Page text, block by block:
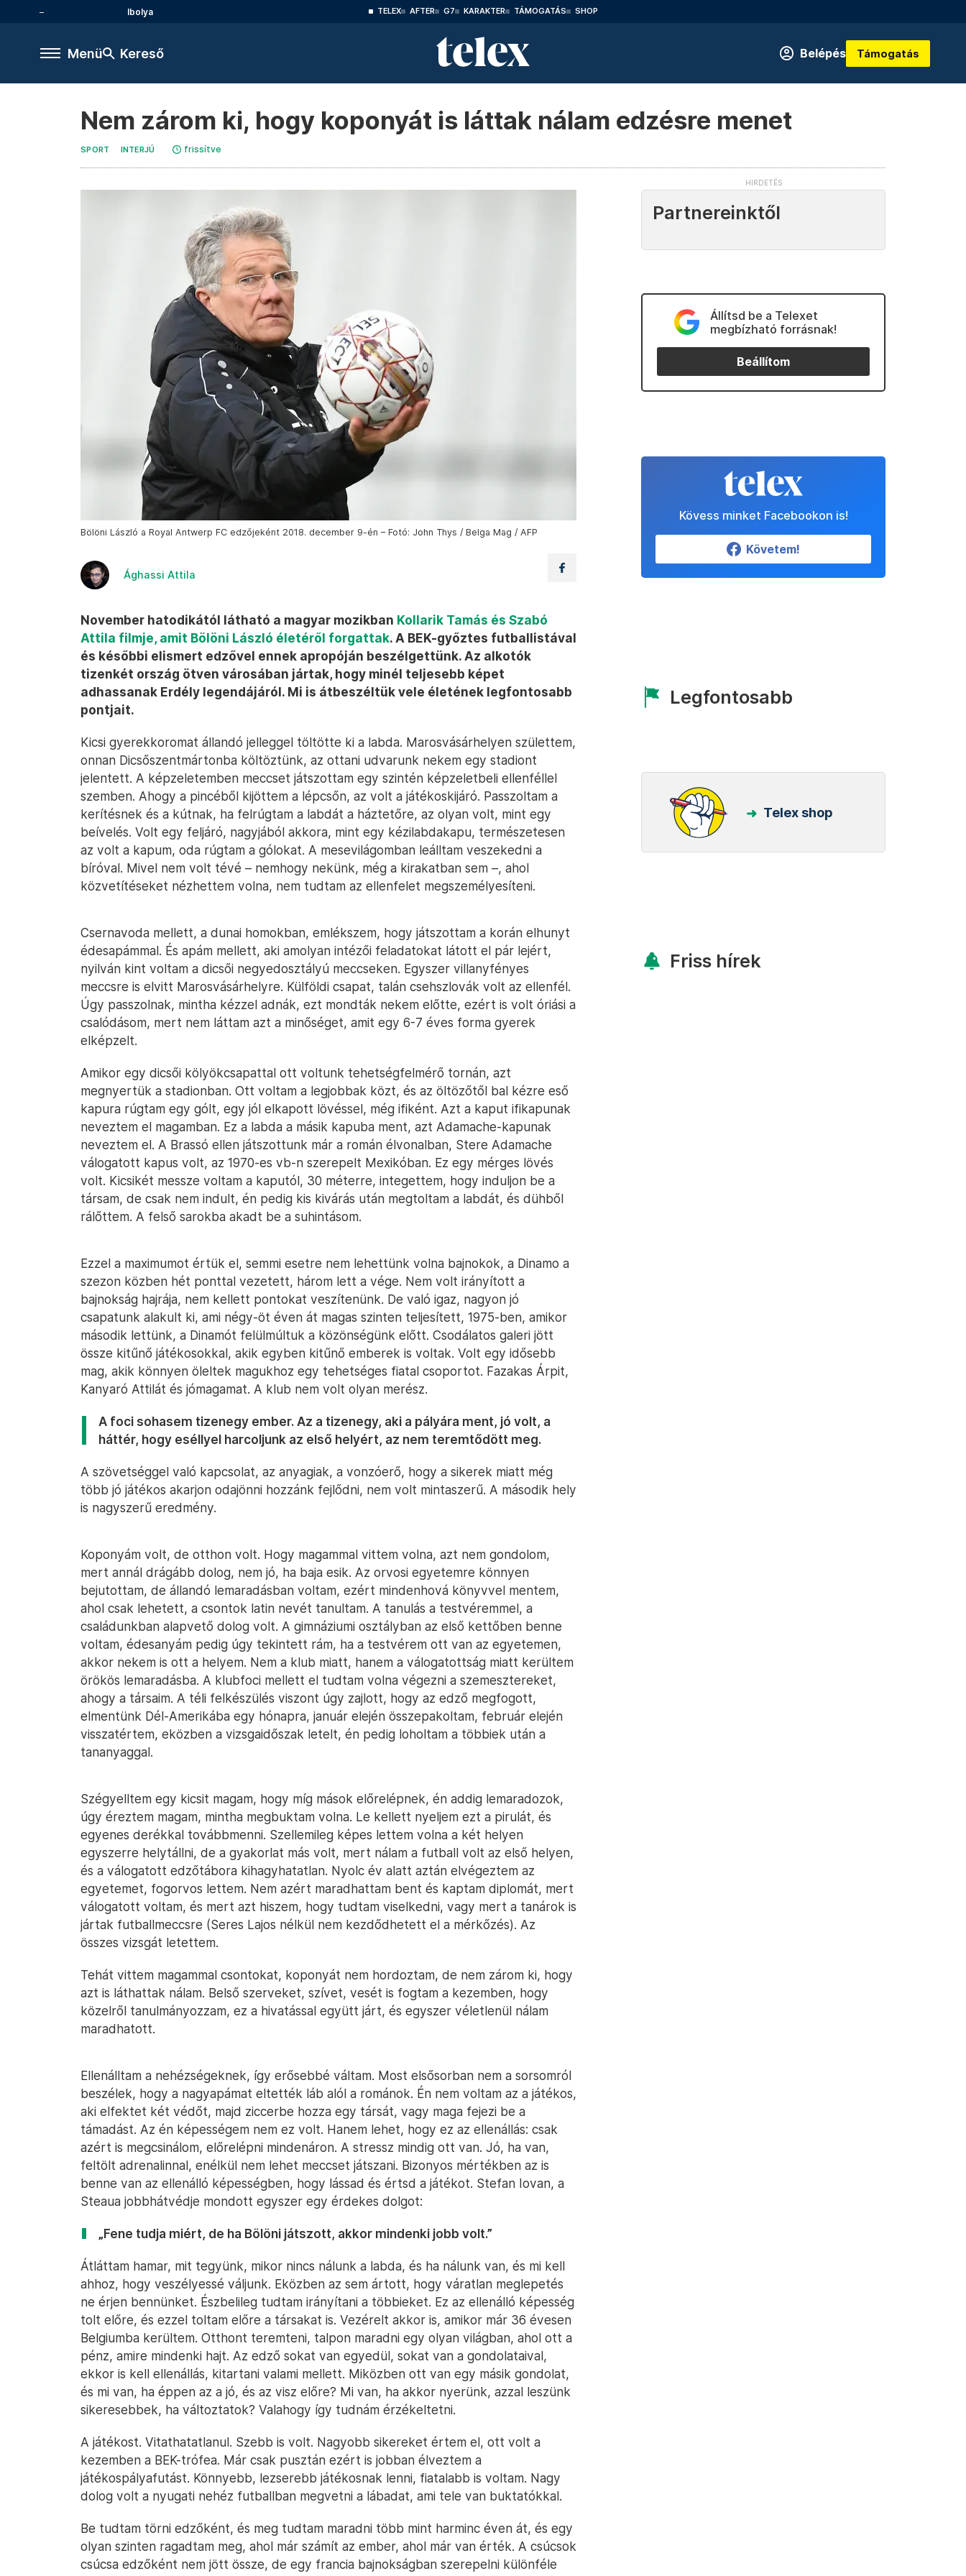
Ibolya TELEX AFTER G7 KARAKTER TÁMOGATÁS SHOP
Menü Kereső Belépés Támogatás
Nem zárom ki, hogy koponyát is láttak nálam edzésre menet
SPORT INTERJÚ frissítve
Bölöni László a Royal Antwerp FC edzőjeként 2018. december 9-én – Fotó: John Thys / Belga Mag / AFP
Ághassi Attila
November hatodikától látható a magyar mozikban Kollarik Tamás és Szabó
Attila filmje, amit Bölöni László életéről forgattak. A BEK-győztes futballistával
és későbbi elismert edzővel ennek apropóján beszélgettünk. Az alkotók
tizenkét ország ötven városában jártak, hogy minél teljesebb képet
adhassanak Erdély legendájáról. Mi is átbeszéltük vele életének legfontosabb
pontjait.
Kicsi gyerekkoromat állandó jelleggel töltötte ki a labda. Marosvásárhelyen születtem,
onnan Dicsőszentmártonba költöztünk, az ottani udvarunk nekem egy stadiont
jelentett. A képzeletemben meccset játszottam egy szintén képzeletbeli ellenféllel
szemben. Ahogy a pincéből kijöttem a lépcsőn, az volt a játékoskijáró. Passzoltam a
kerítésnek és a kútnak, ha felrúgtam a labdát a háztetőre, az olyan volt, mint egy
beívelés. Volt egy feljáró, nagyjából akkora, mint egy kézilabdakapu, természetesen
az volt a kapum, oda rúgtam a gólokat. A mesevilágomban leálltam veszekedni a
bíróval. Mivel nem volt tévé – nemhogy nekünk, még a kirakatban sem –, ahol
közvetítéseket nézhettem volna, nem tudtam az ellenfelet megszemélyesíteni.
Csernavoda mellett, a dunai homokban, emlékszem, hogy játszottam a korán elhunyt
édesapámmal. És apám mellett, aki amolyan intézői feladatokat látott el pár lejért,
nyilván kint voltam a dicsői negyedosztályú meccseken. Egyszer villanyfényes
meccsre is elvitt Marosvásárhelyre. Külföldi csapat, talán csehszlovák volt az ellenfél.
Úgy passzolnak, mintha kézzel adnák, ezt mondták nekem előtte, ezért is volt óriási a
csalódásom, mert nem láttam azt a minőséget, amit egy 6-7 éves forma gyerek
elképzelt.
Amikor egy dicsői kölyökcsapattal ott voltunk tehetségfelmérő tornán, azt
megnyertük a stadionban. Ott voltam a legjobbak közt, és az öltözőtől bal kézre eső
kapura rúgtam egy gólt, egy jól elkapott lövéssel, még ifiként. Azt a kaput ifikapunak
neveztem el magamban. Ez a labda a másik kapuba ment, azt Adamache-kapunak
neveztem el. A Brassó ellen játszottunk már a román élvonalban, Stere Adamache
válogatott kapus volt, az 1970-es vb-n szerepelt Mexikóban. Ez egy mérges lövés
volt. Kicsikét messze voltam a kaputól, 30 méterre, integettem, hogy induljon be a
társam, de csak nem indult, én pedig kis kivárás után megtoltam a labdát, és dühből
rálőttem. A felső sarokba akadt be a suhintásom.
Ezzel a maximumot értük el, semmi esetre nem lehettünk volna bajnokok, a Dinamo a
szezon közben hét ponttal vezetett, három lett a vége. Nem volt irányított a
bajnokság hajrája, nem kellett pontokat veszítenünk. De való igaz, nagyon jó
csapatunk alakult ki, ami négy-öt éven át magas szinten teljesített, 1975-ben, amikor
második lettünk, a Dinamót felülmúltuk a közönségünk előtt. Csodálatos galeri jött
össze kitűnő játékosokkal, akik egyben kitűnő emberek is voltak. Volt egy idősebb
mag, akik könnyen öleltek magukhoz egy tehetséges fiatal csoportot. Fazakas Árpit,
Kanyaró Attilát és jómagamat. A klub nem volt olyan merész.
A foci sohasem tizenegy ember. Az a tizenegy, aki a pályára ment, jó volt, a
háttér, hogy eséllyel harcoljunk az első helyért, az nem teremtődött meg.
A szövetséggel való kapcsolat, az anyagiak, a vonzóerő, hogy a sikerek miatt még
több jó játékos akarjon odajönni hozzánk fejlődni, nem volt mintaszerű. A második hely
is nagyszerű eredmény.
Koponyám volt, de otthon volt. Hogy magammal vittem volna, azt nem gondolom,
mert annál drágább dolog, nem jó, ha baja esik. Az orvosi egyetemre könnyen
bejutottam, de állandó lemaradásban voltam, ezért mindenhová könyvvel mentem,
ahol csak lehetett, a csontok latin nevét tanultam. A tanulás a testvéremmel, a
családunkban alapvető dolog volt. A gimnáziumi osztályban az első kettőben benne
voltam, édesanyám pedig úgy tekintett rám, ha a testvérem ott van az egyetemen,
akkor nekem is ott a helyem. Nem a klub miatt, hanem a válogatottság miatt kerültem
örökös lemaradásba. A klubfoci mellett el tudtam volna végezni a szemesztereket,
ahogy a társaim. A téli felkészülés viszont úgy zajlott, hogy az edző megfogott,
elmentünk Dél-Amerikába egy hónapra, január elején összepakoltam, február elején
visszatértem, eközben a vizsgaidőszak letelt, én pedig loholtam a többiek után a
tananyaggal.
Szégyelltem egy kicsit magam, hogy míg mások előrelépnek, én addig lemaradozok,
úgy éreztem magam, mintha megbuktam volna. Le kellett nyeljem ezt a pirulát, és
egyenes derékkal továbbmenni. Szellemileg képes lettem volna a két helyen
egyszerre helytállni, de a gyakorlat más volt, mert nálam a futball volt az első helyen,
és a válogatott edzőtábora kihagyhatatlan. Nyolc év alatt aztán elvégeztem az
egyetemet, fogorvos lettem. Nem azért maradhattam bent és kaptam diplomát, mert
válogatott voltam, és mert azt hiszem, hogy tudtam viselkedni, vagy mert a tanárok is
jártak futballmeccsre (Seres Lajos nélkül nem kezdődhetett el a mérkőzés). Az
összes vizsgát letettem.
Tehát vittem magammal csontokat, koponyát nem hordoztam, de nem zárom ki, hogy
azt is láthattak nálam. Belső szerveket, szívet, vesét is fogtam a kezemben, hogy
közelről tanulmányozzam, ez a hivatással együtt járt, és egyszer véletlenül nálam
maradhatott.
Ellenálltam a nehézségeknek, így erősebbé váltam. Most elsősorban nem a sorsomról
beszélek, hogy a nagyapámat eltették láb alól a románok. Én nem voltam az a játékos,
aki elfektet két védőt, majd ziccerbe hozza egy társát, vagy maga fejezi be a
támadást. Az én képességem nem ez volt. Hanem lehet, hogy ez az ellenállás: csak
azért is megcsinálom, előrelépni mindenáron. A stressz mindig ott van. Jó, ha van,
feltölt adrenalinnal, enélkül nem lehet meccset játszani. Bizonyos mértékben az is
benne van az ellenálló képességben, hogy lássad és értsd a játékot. Stefan Iovan, a
Steaua jobbhátvédje mondott egyszer egy érdekes dolgot:
„Fene tudja miért, de ha Bölöni játszott, akkor mindenki jobb volt.”
Átláttam hamar, mit tegyünk, mikor nincs nálunk a labda, és ha nálunk van, és mi kell
ahhoz, hogy veszélyessé váljunk. Eközben az sem ártott, hogy váratlan meglepetés
ne érjen bennünket. Észbelileg tudtam irányítani a többieket. Ez az ellenálló képesség
tolt előre, és ezzel toltam előre a társakat is. Vezérelt akkor is, amikor már 36 évesen
Belgiumba kerültem. Otthont teremteni, talpon maradni egy olyan világban, ahol ott a
pénz, amire mindenki hajt. Az edző sokat van egyedül, sokat van a gondolataival,
ekkor is kell ellenállás, kitartani valami mellett. Miközben ott van egy másik gondolat,
és mi van, ha éppen az a jó, és az visz előre? Mi van, ha akkor nyerünk, azzal leszünk
sikeresebbek, ha változtatok? Valahogy így tudnám érzékeltetni.
A játékost. Vitathatatlanul. Szebb is volt. Nagyobb sikereket értem el, ott volt a
kezemben a BEK-trófea. Már csak pusztán ezért is jobban élveztem a
játékospályafutást. Könnyebb, lezserebb játékosnak lenni, fiatalabb is voltam. Nagy
dolog volt a nyugati nehéz futballban megvetni a lábadat, ami tele van buktatókkal.
Be tudtam törni edzőként, és meg tudtam maradni több mint harminc éven át, és egy
olyan szinten ragadtam meg, ahol már számít az ember, ahol már van érték. A csúcsok
csúcsa edzőként nem jött össze, de egy francia bajnokságban szerepelni különféle
Partnereinktől
Állítsd be a Telexet
megbízható forrásnak!
Beállítom
Kövess minket Facebookon is!
Követem!
Legfontosabb
Telex shop
Friss hírek